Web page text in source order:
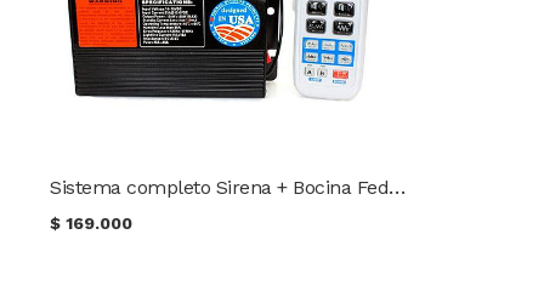
Sistema completo Sirena + Bocina Federal Signal
$169.000